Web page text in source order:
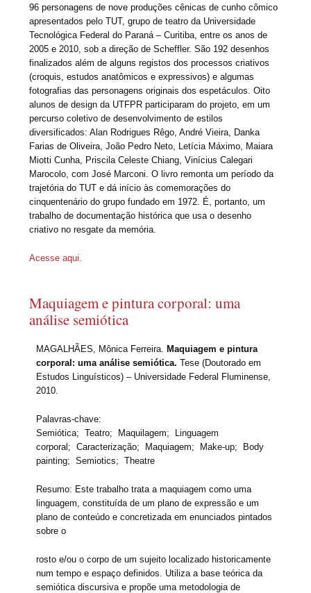
96 personagens de nove produções cênicas de cunho cômico
apresentados pelo TUT, grupo de teatro da Universidade
Tecnológica Federal do Paraná – Curitiba, entre os anos de
2005 e 2010, sob a direção de Scheffler. São 192 desenhos
finalizados além de alguns registos dos processos criativos
(croquis, estudos anatômicos e expressivos) e algumas
fotografias das personagens originais dos espetáculos. Oito
alunos de design da UTFPR participaram do projeto, em um
percurso coletivo de desenvolvimento de estilos
diversificados: Alan Rodrigues Rêgo, André Vieira, Danka
Farias de Oliveira, João Pedro Neto, Letícia Máximo, Maiara
Miotti Cunha, Priscila Celeste Chiang, Vinícius Calegari
Marocolo, com José Marconi. O livro remonta um período da
trajetória do TUT e dá início às comemorações do
cinquentenário do grupo fundado em 1972. É, portanto, um
trabalho de documentação histórica que usa o desenho
criativo no resgate da memória.
Acesse aqui.
Maquiagem e pintura corporal: uma
análise semiótica
MAGALHÃES, Mônica Ferreira.
Maquiagem e pintura
corporal: uma análise semiótica.Tese (Doutorado em
Estudos Linguísticos) – Universidade Federal Fluminense,
2010.
Palavras-chave:
Semiótica; Teatro; Maquilagem; Linguagem
corporal; Caracterização; Maquiagem; Make-up; Body
painting; Semiotics; Theatre
Resumo: Este trabalho trata a maquiagem como uma
linguagem, constituída de um plano de expressão e um
plano de conteúdo e concretizada em enunciados pintados
sobre o
rosto e/ou o corpo de um sujeito localizado historicamente
num tempo e espaço definidos. Utiliza a base teórica da
semiótica discursiva e propõe uma metodologia de